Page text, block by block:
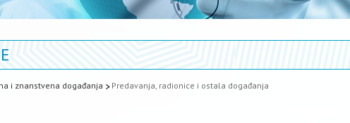
i znanstvena događanja Predavanja, radionice i ostala događanja